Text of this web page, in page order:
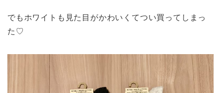
でもホワイトも見た目がかわいくてつい買ってしまっ
た♡